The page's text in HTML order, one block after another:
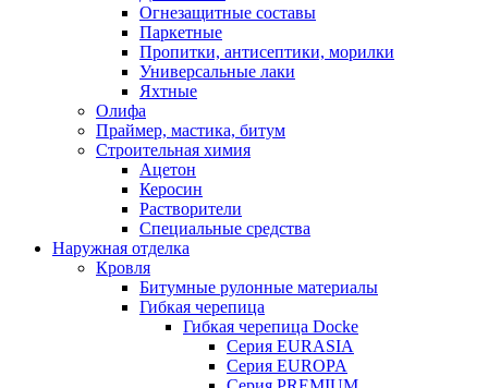
Огнезащитные составы
Паркетные
Пропитки, антисептики, морилки
Универсальные лаки
Яхтные
Олифа
Праймер, мастика, битум
Строительная химия
Ацетон
Керосин
Растворители
Специальные средства
Наружная отделка
Кровля
Битумные рулонные материалы
Гибкая черепица
Гибкая черепица Docke
Серия EURASIA
Серия EUROPA